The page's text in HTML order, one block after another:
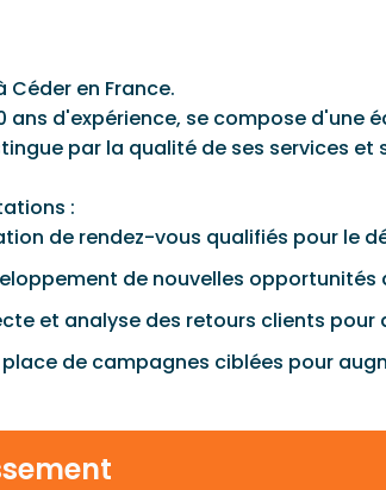
Céder en France.
ans d'expérience, se compose
par la qualité de ses services et
:
de rendez-vous qualifiés pour le
de nouvelles
et analyse des retours clients
de campagnes ciblées pour